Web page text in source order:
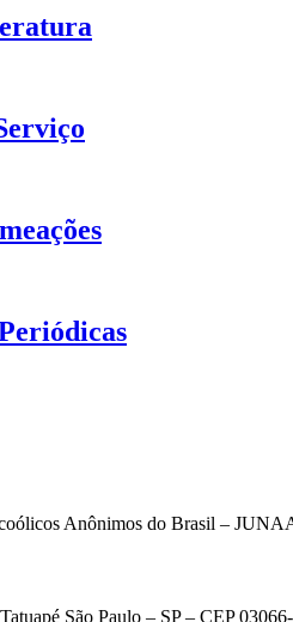
Anônimos do Brasil –
São Paulo – SP – CEP